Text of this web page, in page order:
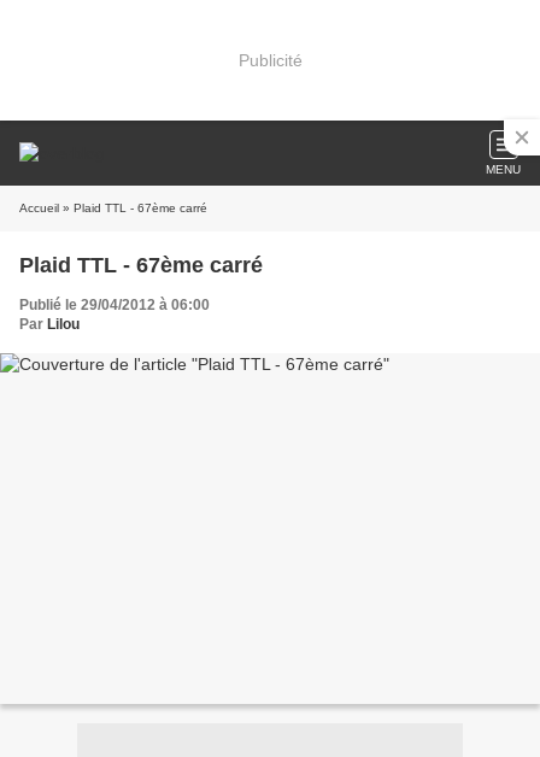
Publicité
MENU
Accueil » Plaid TTL - 67ème carré
Plaid TTL - 67ème carré
Publié le 29/04/2012 à 06:00
Par Lilou